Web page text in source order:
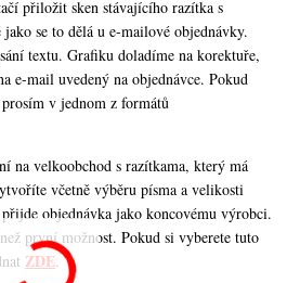
přiložit sken stávajícího razítka s
se to dělá u e-mailové objednávky.
textu. Grafiku doladíme na korektuře,
e-mail uvedený na objednávce. Pokud
v jednom z formátů
na velkoobchod s razítkama, který má
včetně výběru písma a velikosti
objednávka jako koncovému výrobci.
první možnost. Pokud si vyberete tuto
ZDE.